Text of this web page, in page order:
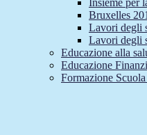
Insieme per
Bruxelles
Lavori degli
Lavori degli
Educazione alla
Educazione
Formazione